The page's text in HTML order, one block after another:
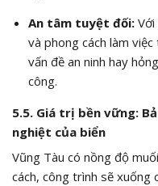
An tâm tuyệt đối:Với
và phong cách làm
vấn đề an ninh hay
công.
5.5. Giá trị bền vững:
nghiệt của biển
Vũng Tàu có nồng độ
cách, công trình sẽ xuống